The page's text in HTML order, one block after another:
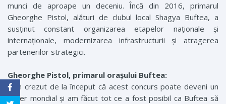
munci de aproape un deceniu. Încă din 2016, primarul
Gheorghe Pistol, alături de clubul local Shagya Buftea, a
susținut constant organizarea etapelor naționale și
internaționale, modernizarea infrastructurii și atragerea
partenerilor strategici.
Gheorghe Pistol, primarul orașului Buftea:
„Am crezut de la început că acest concurs poate deveni un
reper mondial și am făcut tot ce a fost posibil ca Buftea să